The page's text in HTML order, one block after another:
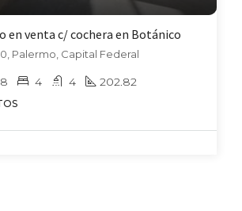
en venta c/ cochera en Botánico
Palermo, Capital Federal
4 4 202.82